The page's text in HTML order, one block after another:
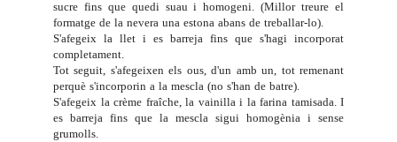
sucre fins que quedi suau i homogeni. (Millor treure el
formatge de la nevera una estona abans de treballar-lo).
S'afegeix la llet i es barreja fins que s'hagi incorporat
completament.
Tot seguit, s'afegeixen els ous, d'un amb un, tot remenant
perquè s'incorporin a la mescla (no s'han de batre).
S'afegeix la crème fraîche, la vainilla i la farina tamisada. I
es barreja fins que la mescla sigui homogènia i sense
grumolls.